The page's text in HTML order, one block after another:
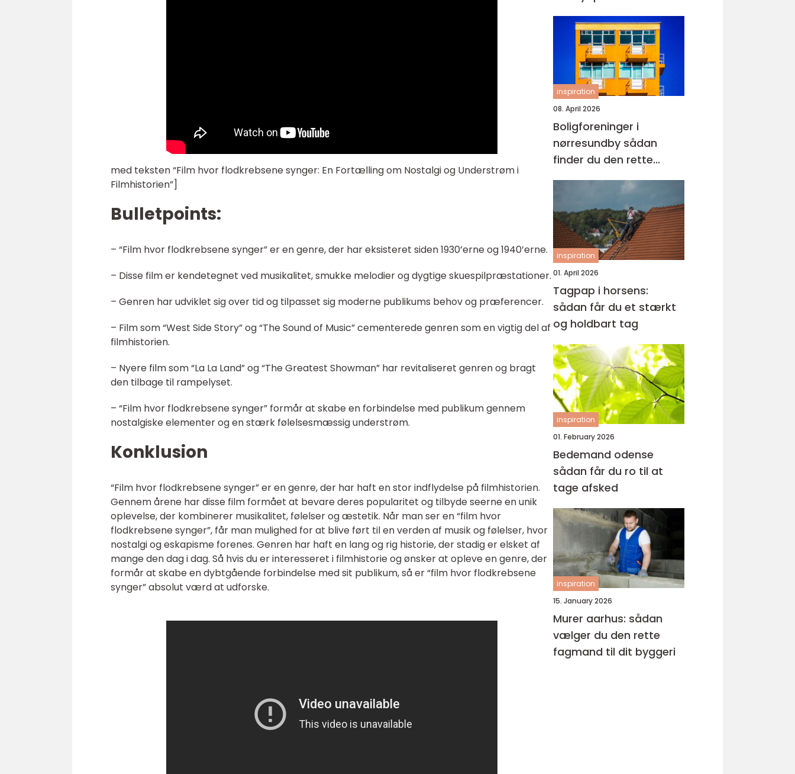
med teksten “Film hvor flodkrebsene synger: En Fortælling om Nostalgi og Understrøm i
Filmhistorien”]
Bulletpoints:
– “Film hvor flodkrebsene synger” er en genre, der har eksisteret siden 1930’erne og 1940’erne.
– Disse film er kendetegnet ved musikalitet, smukke melodier og dygtige skuespilpræstationer.
– Genren har udviklet sig over tid og tilpasset sig moderne publikums behov og præferencer.
– Film som “West Side Story” og “The Sound of Music” cementerede genren som en vigtig del af
filmhistorien.
– Nyere film som “La La Land” og “The Greatest Showman” har revitaliseret genren og bragt
den tilbage til rampelyset.
– “Film hvor flodkrebsene synger” formår at skabe en forbindelse med publikum gennem
nostalgiske elementer og en stærk følelsesmæssig understrøm.
Konklusion
“Film hvor flodkrebsene synger” er en genre, der har haft en stor indflydelse på filmhistorien.
Gennem årene har disse film formået at bevare deres popularitet og tilbyde seerne en unik
oplevelse, der kombinerer musikalitet, følelser og æstetik. Når man ser en “film hvor
flodkrebsene synger”, får man mulighed for at blive ført til en verden af musik og følelser, hvor
nostalgi og eskapisme forenes. Genren har haft en lang og rig historie, der stadig er elsket af
mange den dag i dag. Så hvis du er interesseret i filmhistorie og ønsker at opleve en genre, der
formår at skabe en dybtgående forbindelse med sit publikum, så er “film hvor flodkrebsene
synger” absolut værd at udforske.
inspiration
08. April 2026
Boligforeninger i
nørresundby sådan
finder du den rette
lejebolig
inspiration
01. April 2026
Tagpap i horsens:
sådan får du et stærkt
og holdbart tag
inspiration
01. February 2026
Bedemand odense
sådan får du ro til at
tage afsked
inspiration
15. January 2026
Murer aarhus: sådan
vælger du den rette
fagmand til dit byggeri